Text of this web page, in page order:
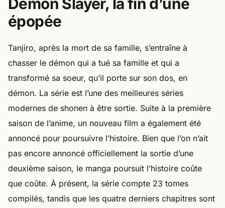
épopée
Tanjiro, après la mort de sa famille, s’entraîne à
chasser le démon qui a tué sa famille et qui a
transformé sa soeur, qu’il porte sur son dos, en
démon. La série est l’une des meilleures séries
modernes de shonen à être sortie. Suite à la première
saison de l’anime, un nouveau film a également été
annoncé pour poursuivre l’histoire. Bien que l’on n’ait
pas encore annoncé officiellement la sortie d’une
deuxième saison, le manga poursuit l’histoire coûte
que coûte. À présent, la série compte 23 tomes
compilés, tandis que les quatre derniers chapitres sont